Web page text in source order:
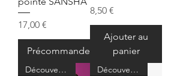
Prix
17,00 €
Précommander
Prix
8,50 €
Ajouter au
panier
Découverte Découverte